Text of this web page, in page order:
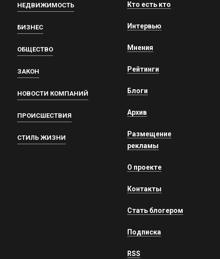
НЕДВИЖИМОСТЬ
БИЗНЕС
ОБЩЕСТВО
ЗАКОН
НОВОСТИ КОМПАНИЙ
ПРОИСШЕСТВИЯ
СТИЛЬ ЖИЗНИ
Кто есть кто
Интервью
Мнения
Рейтинги
Блоги
Архив
Размещение
рекламы
О проекте
Контакты
Стать блогером
Подписка
RSS